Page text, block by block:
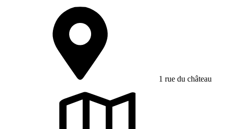
1 rue du château